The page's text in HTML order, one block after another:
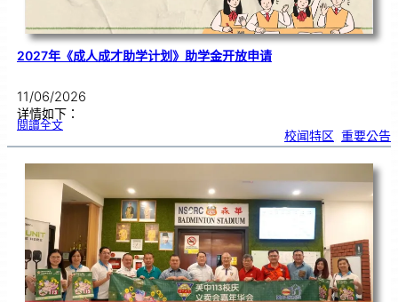
2027年《成人成才助学计划》助学金开放申请
11/06/2026
详情如下：
閱讀全文:2
7
《
成
成
才
助
学
计
放
申
请
校闻特区 重要公告